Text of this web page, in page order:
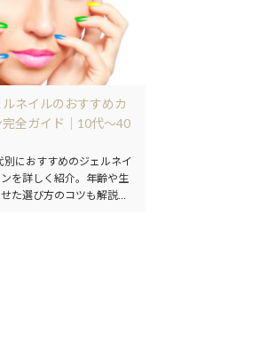
ルネイルのおすすめカ
全ガイド｜10代〜40
におすすめのジェルネイ
を詳しく紹介。年齢や生
た選び方のコツも解説し